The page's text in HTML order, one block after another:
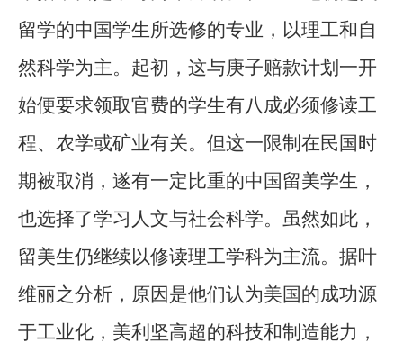
留学的中国学生所选修的专业，以理工和自
然科学为主。起初，这与庚子赔款计划一开
始便要求领取官费的学生有八成必须修读工
程、农学或矿业有关。但这一限制在民国时
期被取消，遂有一定比重的中国留美学生，
也选择了学习人文与社会科学。虽然如此，
留美生仍继续以修读理工学科为主流。据叶
维丽之分析，原因是他们认为美国的成功源
于工业化，美利坚高超的科技和制造能力，